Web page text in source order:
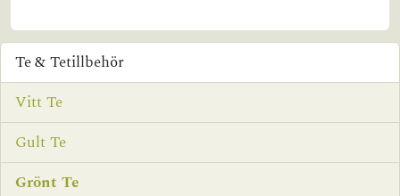
Te & Tetillbehör
Vitt Te
Gult Te
Grönt Te